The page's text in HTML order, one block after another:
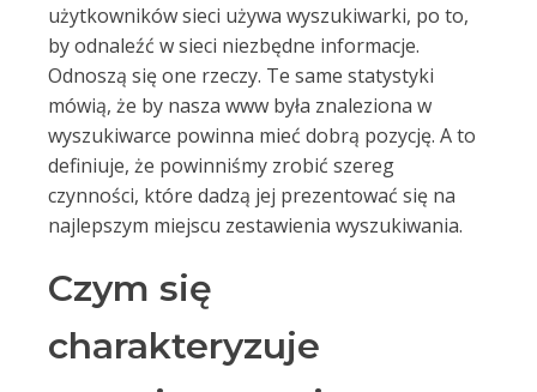
użytkowników sieci używa wyszukiwarki, po to,
by odnaleźć w sieci niezbędne informacje.
Odnoszą się one rzeczy. Te same statystyki
mówią, że by nasza www była znaleziona w
wyszukiwarce powinna mieć dobrą pozycję. A to
definiuje, że powinniśmy zrobić szereg
czynności, które dadzą jej prezentować się na
najlepszym miejscu zestawienia wyszukiwania.
Czym się
charakteryzuje